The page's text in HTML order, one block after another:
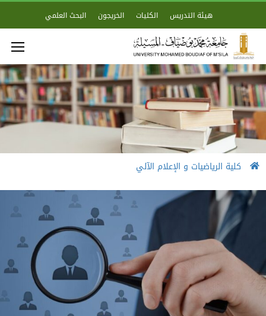
هيئة التدريس الكليات الخريجون البحث العلمي
كلية الرياضيات و الإعلام الآلي